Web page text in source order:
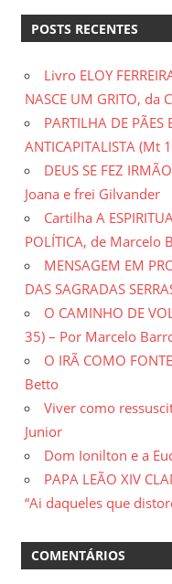
posts
POSTS RECENTES
Livro ELOY
NASCE UM GRITO, da
PARTILHA DE PÃES
ANTICAPITALISTA (Mt
DEUS SE FEZ
Joana e frei Gilvander
Cartilha A
POLÍTICA, de
MENSAGEM EM
DAS SAGRADAS
O CAMINHO DE
35) – Por Marcelo
O IRÃ COMO
Betto
Viver como
Junior
Dom Ionilton e a
PAPA LEÃO XIV
“Ai daqueles que
COMENTÁRIOS